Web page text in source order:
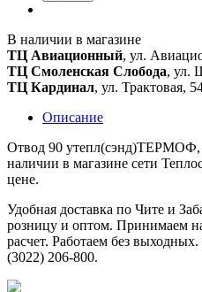
В наличии в магазине
ТЦ Авиационный, ул.
ТЦ Смоленская Слобода, ул.
ТЦ Кардинал, ул. Трактовая,
Описание
Отвод 90
наличии в магазине сети
цене.
Удобная доставка по Чите и
розницу и оптом. Принимаем
расчет. Работаем без
(3022) 206-800.